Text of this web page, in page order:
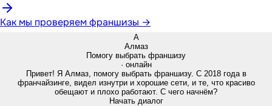
Как мы проверяем франшизы →
А
Алмаз
Помогу выбрать франшизу
· онлайн
Привет! Я Алмаз, помогу выбрать франшизу. С 2018 года в
франчайзинге, видел изнутри и хорошие сети, и те, что красиво
обещают и плохо работают. С чего начнём?
Начать диалог